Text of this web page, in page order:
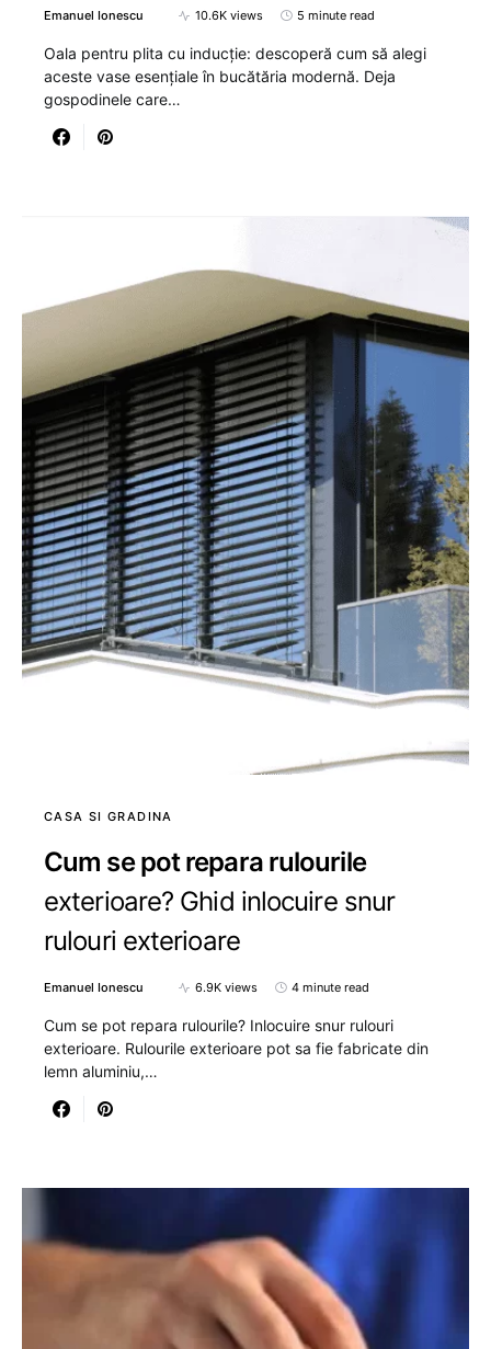
Emanuel Ionescu 10.6K views 5 minute read
Oala pentru plita cu inducție: descoperă cum să alegi
aceste vase esențiale în bucătăria modernă. Deja
gospodinele care…
CASA SI GRADINA
Cum se pot repara rulourile
exterioare? Ghid inlocuire snur
rulouri exterioare
Emanuel Ionescu 6.9K views 4 minute read
Cum se pot repara rulourile? Inlocuire snur rulouri
exterioare. Rulourile exterioare pot sa fie fabricate din
lemn aluminiu,…